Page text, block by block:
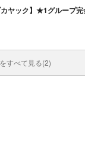
カヤック】★1グループ
すべて見る(2)